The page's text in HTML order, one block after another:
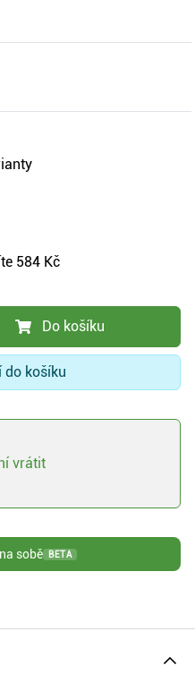
584 Kč
Do košíku
do košíku
vrátit
sobě BETA